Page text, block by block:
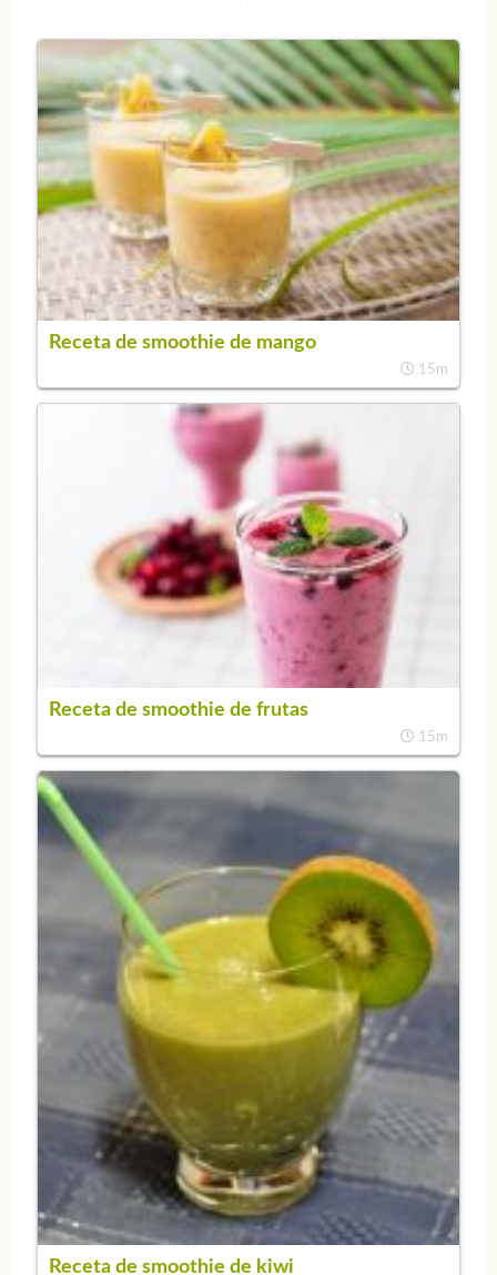
Receta de smoothie de mango
15m
Receta de smoothie de frutas
15m
Receta de smoothie de kiwi